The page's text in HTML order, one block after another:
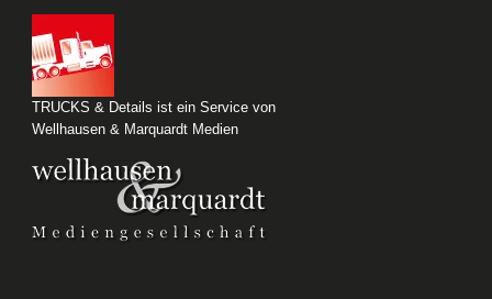
TRUCKS & Details ist ein Service von
Wellhausen & Marquardt Medien